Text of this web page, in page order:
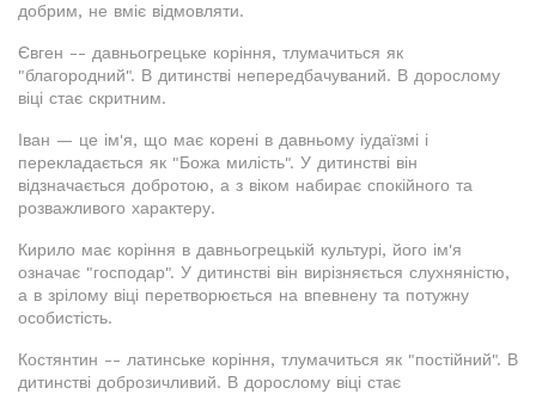
добрим, не вміє відмовляти.
Євген -- давньогрецьке коріння, тлумачиться як
"благородний". В дитинстві непередбачуваний. В дорослому
віці стає скритним.
Іван — це ім'я, що має корені в давньому іудаїзмі і
перекладається як "Божа милість". У дитинстві він
відзначається добротою, а з віком набирає спокійного та
розважливого характеру.
Кирило має коріння в давньогрецькій культурі, його ім'я
означає "господар". У дитинстві він вирізняється слухняністю,
а в зрілому віці перетворюється на впевнену та потужну
особистість.
Костянтин -- латинське коріння, тлумачиться як "постійний". В
дитинстві доброзичливий. В дорослому віці стає